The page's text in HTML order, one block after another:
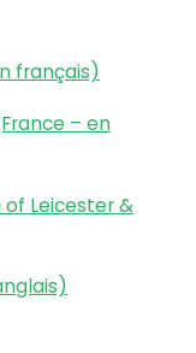
français)
– en
Leicester &